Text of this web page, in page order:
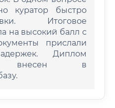
куратор быстро
Итоговое
на высокий балл с
прислали
Диплом
внесен в